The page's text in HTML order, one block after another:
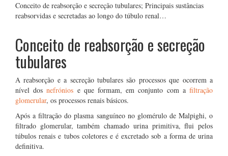
Conceito de reabsorção e secreção tubulares; Principais sustâncias
reabsorvidas e secretadas ao longo do túbulo renal…
Conceito de reabsorção e secreção
tubulares
A reabsorção e a secreção tubulares são processos que ocorrem a
nível dosnefrónios e que formam, em conjunto com afiltração
glomerular, os processos renais básicos.
Após a filtração do plasma sanguíneo no glomérulo de Malpighi, o
filtrado glomerular, também chamado urina primitiva, flui pelos
túbulos renais e tubos coletores e é excretado sob a forma de urina
definitiva.